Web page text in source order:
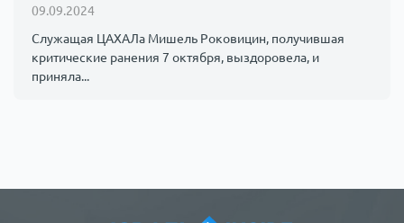
09.09.2024
Служащая ЦАХАЛа Мишель Роковицин, получившая
критические ранения 7 октября, выздоровела, и
приняла...